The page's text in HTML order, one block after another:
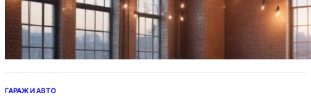
Подвесные светодиодные светильники на
тросе
ГАРАЖ И АВТО